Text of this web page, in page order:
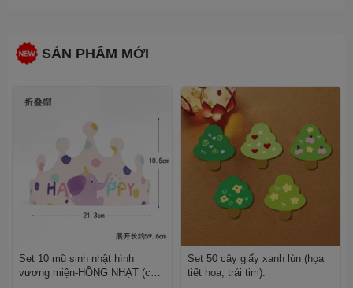
SẢN PHẨM MỚI
Set 10 mũ sinh nhật hình
vương miện-HỒNG NHẠT (con
Set 50 cây giấy xanh lùn (họa
tiết hoa, trái tim).